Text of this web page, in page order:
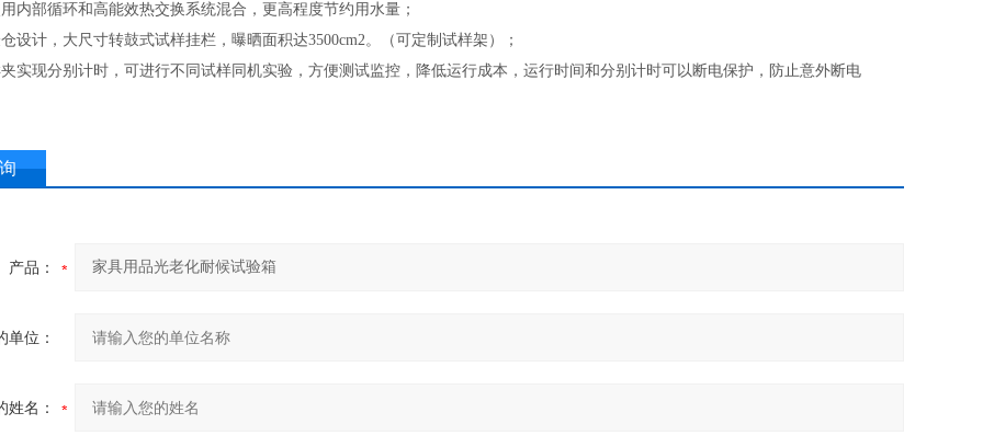
内部循环和高能效热交换系统混合，更高程度节约用水量；
设计，大尺寸转鼓式试样挂栏，曝晒面积达3500cm2。（可定制试样架）；
实现分别计时，可进行不同试样同机实验，方便测试监控，降低运行成本，运行时间和分别计时可以断电保护，防止意外断电
产品：
单位：
姓名：